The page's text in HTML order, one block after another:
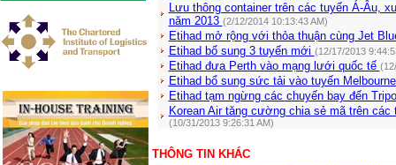
Lưu thông container trên các tuyến Á-Âu,
năm 2013 (2/12/2014 10:13:43 AM)
Etihad mở rộng với thỏa thuận cùng Jet
Etihad bổ sung 3 tuyến mới (12/17/2013
Etihad đưa Perth vào mạng lưới quốc tế
Etihad bổ sung sức tải vào tuyến
Etihad tạm ngừng các chuyến bay đến
Korean Air tăng cường chia sẻ mã trên
(10/31/2013 9:26:31 AM)
THÔNG TIN KHÁC